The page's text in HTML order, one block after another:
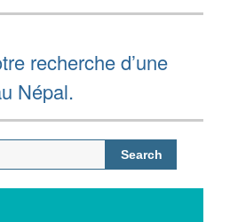
recherche d’une
Népal.
Search
for: